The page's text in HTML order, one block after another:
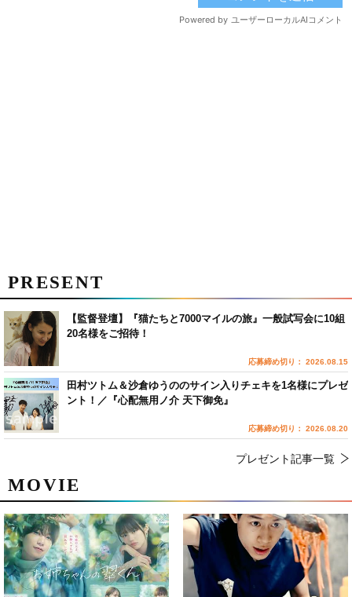
MOVIE
PRESENT
【監督登壇】『猫たちと7000マイルの旅』一般試写会に10組
20名様をご招待！
応募締め切り： 2026.08.15
田村ツトム＆沙倉ゆうののサイン入りチェキを1名様にプレゼ
ント！／『心配無用ノ介 天下御免』
応募締め切り： 2026.08.20
プレゼント記事一覧